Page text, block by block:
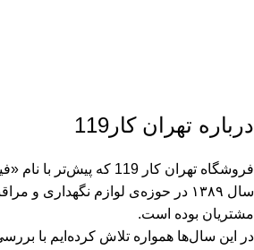
درباره تهران کار119
فروشگاه تهران کار 119 که
سال ۱۳۸۹ در حوزه‌ی لوازم نگهداری و
مشتریان بوده است.
در این سال‌ها همواره تلاش کرده‌ایم با